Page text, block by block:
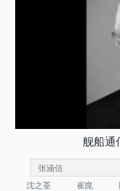
舰船通
沈之荃 崔崑